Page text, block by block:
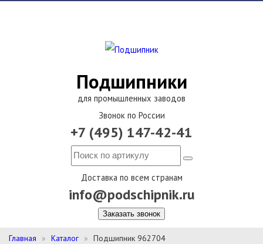
Подшипники
для промышленных заводов
Звонок по России
+7 (495) 147-42-41
Доставка по всем странам
info@podschipnik.ru
Заказать звонок
Главная Каталог Подшипник 962704